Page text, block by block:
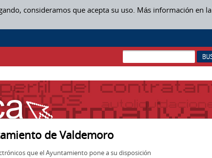
consideramos que acepta su uso. Más información en la
de Valdemoro
que el Ayuntamiento pone a su disposición